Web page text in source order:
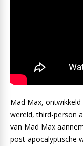
Mad Max,
wereld, third-person
van Mad Max
post-apocalyptische